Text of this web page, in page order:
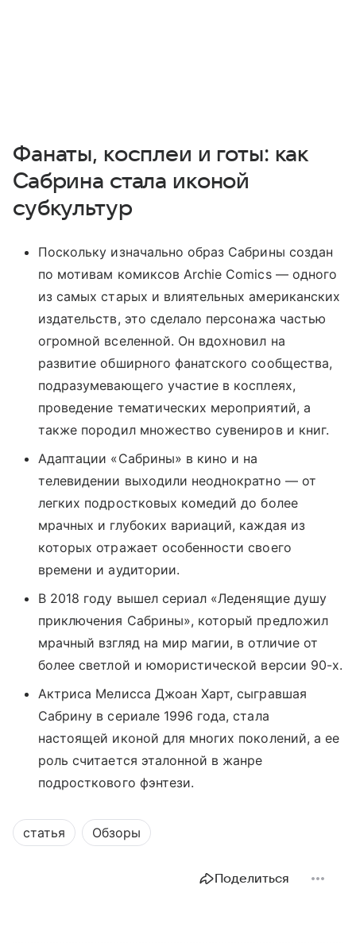
Фанаты, косплеи и готы: как
Сабрина стала иконой
субкультур
Поскольку изначально образ Сабрины создан
по мотивам комиксов Archie Comics — одного
из самых старых и влиятельных американских
издательств, это сделало персонажа частью
огромной вселенной. Он вдохновил на
развитие обширного фанатского сообщества,
подразумевающего участие в косплеях,
проведение тематических мероприятий, а
также породил множество сувениров и книг.
Адаптации «Сабрины» в кино и на
телевидении выходили неоднократно — от
легких подростковых комедий до более
мрачных и глубоких вариаций, каждая из
которых отражает особенности своего
времени и аудитории.
В 2018 году вышел сериал «Леденящие душу
приключения Сабрины», который предложил
мрачный взгляд на мир магии, в отличие от
более светлой и юмористической версии 90-х.
Актриса Мелисса Джоан Харт, сыгравшая
Сабрину в сериале 1996 года, стала
настоящей иконой для многих поколений, а ее
роль считается эталонной в жанре
подросткового фэнтези.
статья Обзоры
Поделиться